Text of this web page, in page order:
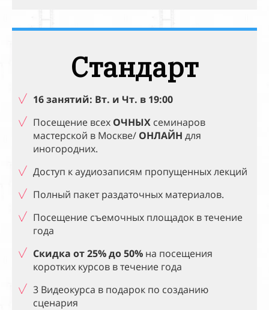
Стандарт
16 занятий: Вт. и Чт. в 19:00
Посещение всех ОЧНЫХ семинаров
мастерской в Москве/ ОНЛАЙН для
иногородних.
Доступ к аудиозаписям пропущенных лекций
Полный пакет раздаточных материалов.
Посещение съемочных площадок втечение
года
Скидка от 25% до 50% на посещения
коротких курсов втечение года
3 Видеокурса в подарок по созданию
сценария